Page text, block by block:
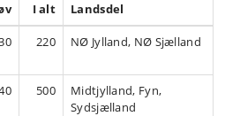
I alt Landsdel
220 NØ Jylland, NØ Sjælland
500
Midtjylland, Fyn,
Sydsjælland